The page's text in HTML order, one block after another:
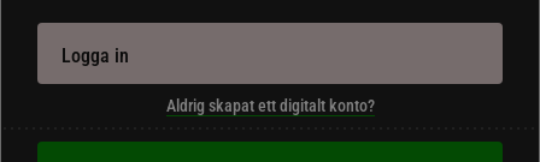
Logga in
Aldrig skapat ett digitalt konto?